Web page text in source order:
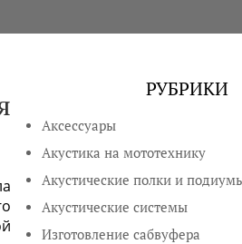
РУБРИКИ
Аксессуары
Акустика на мототехнику
Акустические полки и
Акустические системы
Изготовление сабвуфера